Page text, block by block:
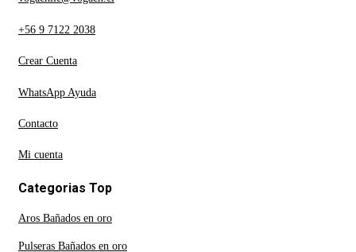
+56 9 7122 2038
Crear Cuenta
WhatsApp Ayuda
Contacto
Mi cuenta
Categorias Top
Aros Bañados en oro
Pulseras Bañados en oro